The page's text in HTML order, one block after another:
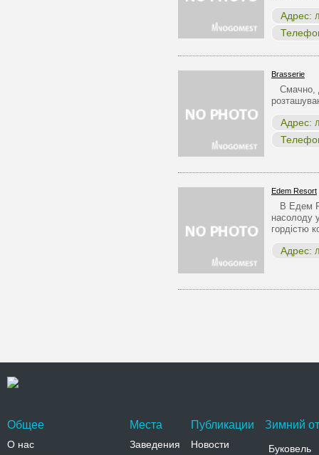
Адрес:
Brasserie
Смачно,
Адрес:
Edem Resort
В Едем
насолоду
гордістю
Адрес:
Общее
О нас
Места
Заведения
Публикации
Новости
Зимний
Буковель